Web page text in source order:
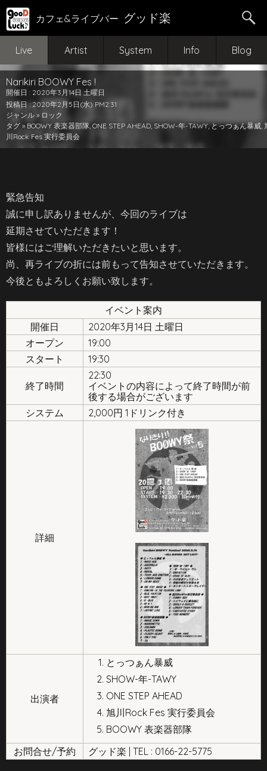
カフェ&ライブバー グッド楽
Live Artist System Info Blog
Narikiri BOOWY Fes !
開催日 : 2020年3月14日 土曜日
投稿日 : 2020年2月5日(水) PM2:31
ジャンル » ロック
タグ » BOOWY 表楽器部隊, ONE STEP AHEAD, SHOW-年-TAWY,とっつぁん暴威,
川Rock Fes 実行委員会
緊急告知
誠に申し訳ありませんが、今回のライブは
延期させていただきます！
皆様にはご理解いただきたいと思います。
尚、再ライブの折には前もって告知させていただきます。
今後ともよろしくお願い致します。
イベント案内
開催日
2020年3月14日 土曜日
オープン
19:00
スタート
19:30
終了時間
22:30
イベントの内容によって終了時間が前
後する場合がございます
システム
2,000円 1ドリンク付き
詳細
出演者
とっつぁん暴威
SHOW-年-TAWY
ONE STEP AHEAD
旭川Rock Fes 実行委員会
BOOWY 表楽器部隊
お問合せ/予約
グッド楽 | TEL : 0166-22-5775